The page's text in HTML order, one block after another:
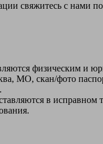
свяжитесь с нами
физическим и
МО, скан/фото
в